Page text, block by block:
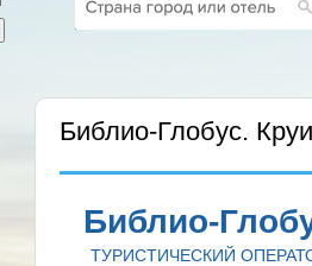
Библио-Глобус.
Библио-
ТУРИСТИЧЕСКИЙ